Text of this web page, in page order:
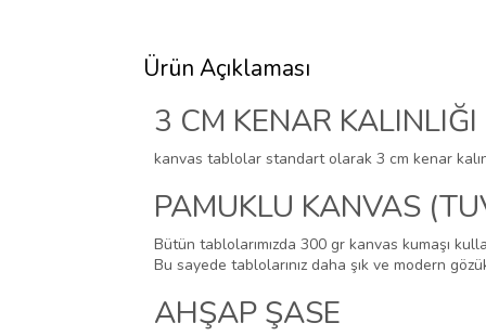
Ürün Açıklaması
3 CM KENAR KALINLIĞI
kanvas tablolar standart olarak 3 cm kenar
PAMUKLU KANVAS
Bütün tablolarımızda 300 gr kanvas kumaşı
Bu sayede tablolarınız daha şık ve modern
AHŞAP ŞASE